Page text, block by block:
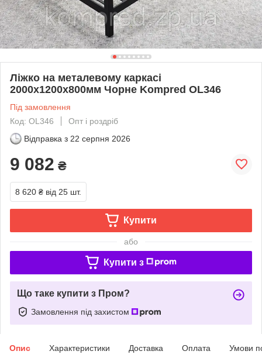
Ліжко на металевому каркасі
2000х1200х800мм Чорне Kompred OL346
Під замовлення
Код: OL346
Опт і роздріб
Відправка з 22 серпня 2026
9 082 ₴
8 620 ₴ від 25 шт.
Купити
або
Купити з
Що таке купити з Пром?
Замовлення під захистом
Опис Характеристики Доставка Оплата Умови